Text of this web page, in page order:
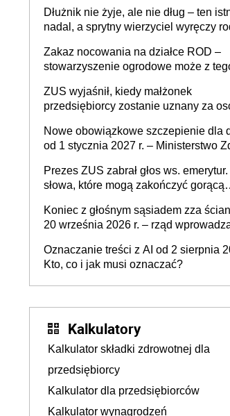
Dłużnik nie żyje, ale nie dług – ten
nadal, a sprytny wierzyciel wyręczy
Zakaz nocowania na działce ROD –
stowarzyszenie ogrodowe może z
działki (wypowiedzieć dzierżawę)?
ZUS wyjaśnił, kiedy małżonek
przedsiębiorcy zostanie uznany za
Nowe obowiązkowe szczepienie dla
od 1 stycznia 2027 r. – Ministerstwo
2027 r.
Prezes ZUS zabrał głos ws. emerytur.
słowa, które mogą zakończyć gorącą
Koniec z głośnym sąsiadem zza
20 września 2026 r. – rząd
mieszkańców
Oznaczanie treści z AI od 2 sierpnia
Kto, co i jak musi oznaczać?
Kalkulatory
Kalkulator składki zdrowotnej dla
przedsiębiorcy
Kalkulator dla przedsiębiorców
Kalkulator wynagrodzeń